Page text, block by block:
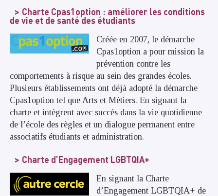
Charte Cpas1option : améliorer les conditions
de vie et de santé des étudiants
Créée en 2007, le démarche
Cpas1option a pour mission la
prévention contre les
comportements à risque au sein des grandes écoles.
Plusieurs établissements ont déjà adopté la démarche
Cpas1option tel que Arts et Métiers. En signant la
charte et intègrent avec succès dans la vie quotidienne
de l’école des règles et un dialogue permanent entre
associatifs étudiants et administration.
Charte d’Engagement LGBTQIA+
En signant la Charte
d’Engagement LGBTQIA+ de